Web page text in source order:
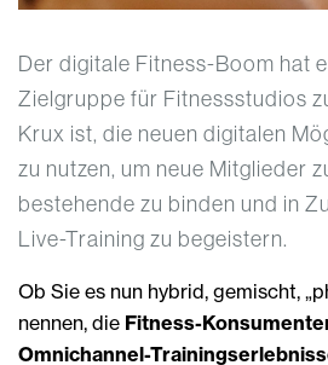
Der digitale Fitness-Boom hat
Zielgruppe für Fitnessstudios
Krux ist, die neuen digitalen
zu nutzen, um neue Mitglieder
bestehende zu binden und in
Live-Training zu begeistern.
Ob Sie es nun hybrid, gemischt,
nennen, die Fitness-
Omnichannel-